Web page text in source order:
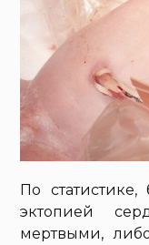
По
эктопией
мертвыми,